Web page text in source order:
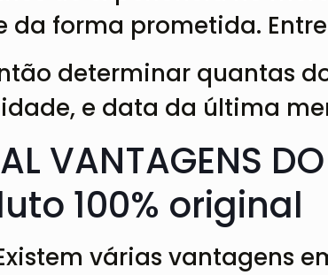
da forma prometida.
determinar quantas
e data da última
VANTAGENS
100% original
várias vantagens